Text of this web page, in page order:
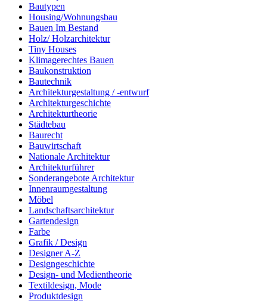
Bautypen
Housing/Wohnungsbau
Bauen Im Bestand
Holz/ Holzarchitektur
Tiny Houses
Klimagerechtes Bauen
Baukonstruktion
Bautechnik
Architekturgestaltung / -entwurf
Architekturgeschichte
Architekturtheorie
Städtebau
Baurecht
Bauwirtschaft
Nationale Architektur
Architekturführer
Sonderangebote Architektur
Innenraumgestaltung
Möbel
Landschaftsarchitektur
Gartendesign
Farbe
Grafik / Design
Designer A-Z
Designgeschichte
Design- und Medientheorie
Textildesign, Mode
Produktdesign